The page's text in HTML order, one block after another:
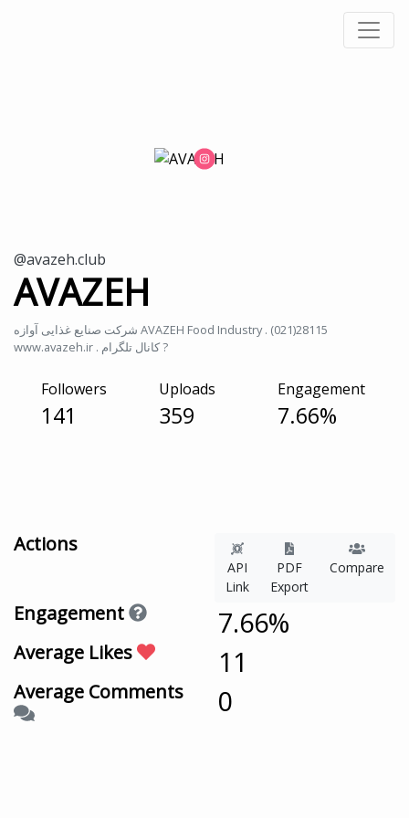
@avazeh.club
AVAZEH
شرکت صنایع غذایی آوازه AVAZEH Food Industry . (021)28115
www.avazeh.ir . کانال تلگرام ?
Followers
141
Uploads
359
Engagement
7.66%